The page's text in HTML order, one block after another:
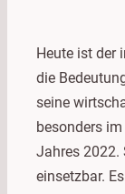
Heute ist der
die
seine
besonders
Jahres 2022.
einsetzbar.